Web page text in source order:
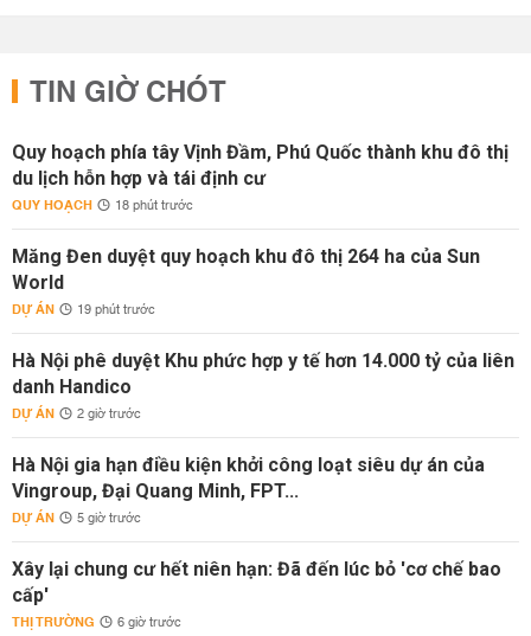
TIN GIỜ CHÓT
Quy hoạch phía tây Vịnh Đầm, Phú Quốc thành khu đô thị
du lịch hỗn hợp và tái định cư
QUY HOẠCH 18 phút trước
Măng Đen duyệt quy hoạch khu đô thị 264 ha của Sun
World
DỰ ÁN 19 phút trước
Hà Nội phê duyệt Khu phức hợp y tế hơn 14.000 tỷ của liên
danh Handico
DỰ ÁN 2 giờ trước
Hà Nội gia hạn điều kiện khởi công loạt siêu dự án của
Vingroup, Đại Quang Minh, FPT...
DỰ ÁN 5 giờ trước
Xây lại chung cư hết niên hạn: Đã đến lúc bỏ 'cơ chế bao
cấp'
THỊ TRƯỜNG 6 giờ trước